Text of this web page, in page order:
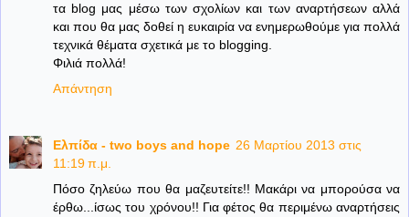
τα blog μας μέσω των σχολίων και των αναρτήσεων αλλά
και που θα μας δοθεί η ευκαιρία να ενημερωθούμε για πολλά
τεχνικά θέματα σχετικά με το blogging.
Φιλιά πολλά!
Απάντηση
Ελπίδα - two boys and hope 26 Μαρτίου 2013 στις
11:19 π.μ.
Πόσο ζηλεύω που θα μαζευτείτε!! Μακάρι να μπορούσα να
έρθω...ίσως του χρόνου!! Για φέτος θα περιμένω αναρτήσεις